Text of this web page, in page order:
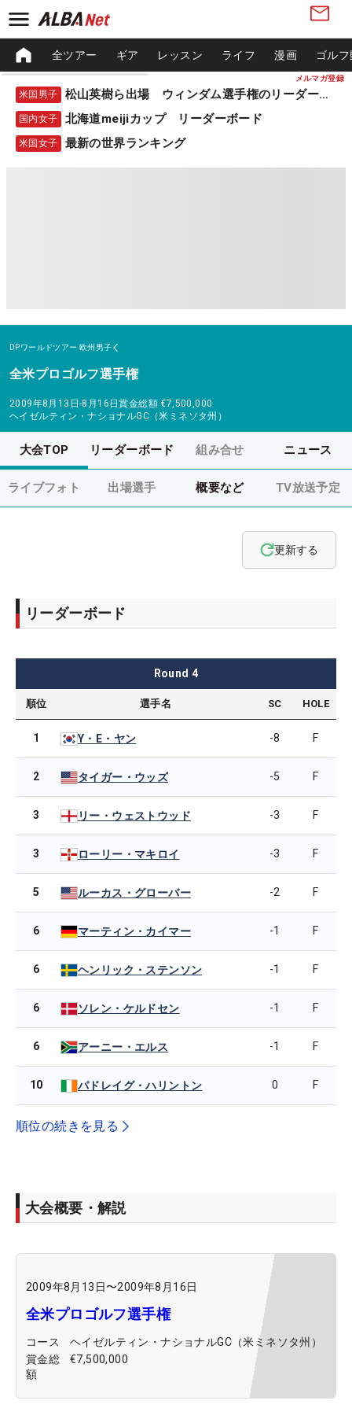
メルマガ登録
全ツアー ギア レッスン ライフ 漫画 ゴル
米国男子 松山英樹ら出場 ウィンダム選手権のリーダーボード
国内女子 北海道meijiカップ リーダーボード
米国女子 最新の世界ランキング
DPワールドツアー 欧州男子
全米プロゴルフ選手権
2009年8月13日-8月16日賞金総額 €7,500,000
ヘイゼルティン・ナショナルGC（米ミネソタ州）
大会TOP リーダーボード 組み合せ ニュース
ライブフォト 出場選手 概要など TV放送予定
更新する
リーダーボード
Round 4
順位 選手名 SC HOLE
1 Y・E・ヤン -8 F
2 タイガー・ウッズ -5 F
3 リー・ウェストウッド -3 F
3 ローリー・マキロイ -3 F
5 ルーカス・グローバー -2 F
6 マーティン・カイマー -1 F
6 ヘンリック・ステンソン -1 F
6 ソレン・ケルドセン -1 F
6 アーニー・エルス -1 F
10 パドレイグ・ハリントン 0 F
順位の続きを見る
大会概要・解説
2009年8月13日〜2009年8月16日
全米プロゴルフ選手権
コース
ヘイゼルティン・ナショナルGC（米ミネソタ州）
賞金総
額
€7,500,000